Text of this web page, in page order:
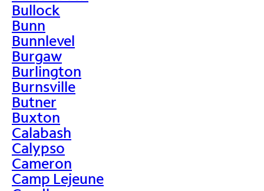
Bullock
Bunn
Bunnlevel
Burgaw
Burlington
Burnsville
Butner
Buxton
Calabash
Calypso
Cameron
Camp Lejeune